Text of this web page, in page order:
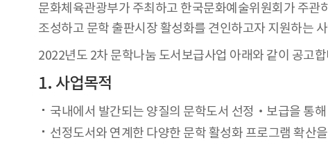
문화체육관광부가 주최하고 한국문화예술위원회가 주관
조성하고 문학 출판시장 활성화를 견인하고자 지원하는
2022년도 2차 문학나눔 도서보급사업 아래와 같이 공고
1. 사업목적
국내에서 발간되는 양질의 문학도서 선정‧보급을 통
선정도서와 연계한 다양한 문학 활성화 프로그램 확산